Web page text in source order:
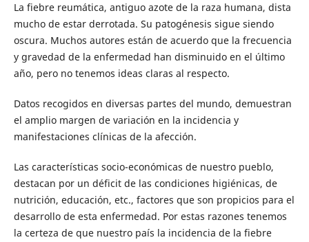
La fiebre reumática, antiguo azote de la raza humana, dista
mucho de estar derrotada. Su patogénesis sigue siendo
oscura. Muchos autores están de acuerdo que la frecuencia
y gravedad de la enfermedad han disminuido en el último
año, pero no tenemos ideas claras al respecto.
Datos recogidos en diversas partes del mundo, demuestran
el amplio margen de variación en la incidencia y
manifestaciones clínicas de la afección.
Las características socio-económicas de nuestro pueblo,
destacan por un déficit de las condiciones higiénicas, de
nutrición, educación, etc., factores que son propicios para el
desarrollo de esta enfermedad. Por estas razones tenemos
la certeza de que nuestro país la incidencia de la fiebre